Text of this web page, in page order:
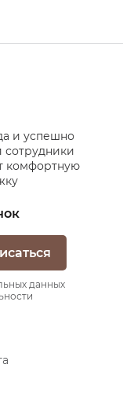
и успешно
комфортную
данных